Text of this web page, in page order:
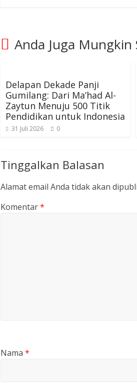
Anda Juga Mungkin
Delapan Dekade Panji
Gumilang: Dari Ma’had Al-
Zaytun Menuju 500 Titik
Pendidikan untuk Indonesia
31 Juli 2026 0
Tinggalkan Balasan
Alamat email Anda tidak akan
Komentar*
Nama *